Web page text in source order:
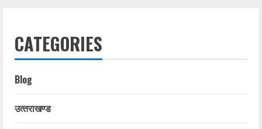
CATEGORIES
Blog
उत्‍तराखण्‍ड